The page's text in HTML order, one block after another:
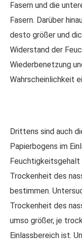
Fasern und die
Fasern. Darüber
desto größer und
Widerstand der
Wiederbenetzung
Wahrscheinlichkeit
Drittens sind auch
Papierbogens im
Feuchtigkeitsgehalt
Trockenheit des
bestimmen.
Trockenheit des
umso größer, je
Einlassbereich ist.